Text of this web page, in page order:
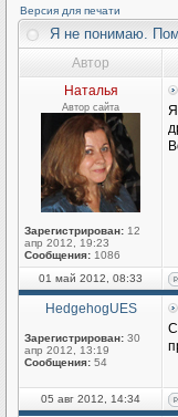
Версия для печати
Я не понимаю.
Автор
Наталья
Автор сайта
Зарегистрирован: 12
апр 2012, 19:23
Сообщения: 1086
Я
01 май 2012, 08:33
HedgehogUES
Зарегистрирован: 30
апр 2012, 13:19
Сообщения: 54
05 авг 2012, 14:34